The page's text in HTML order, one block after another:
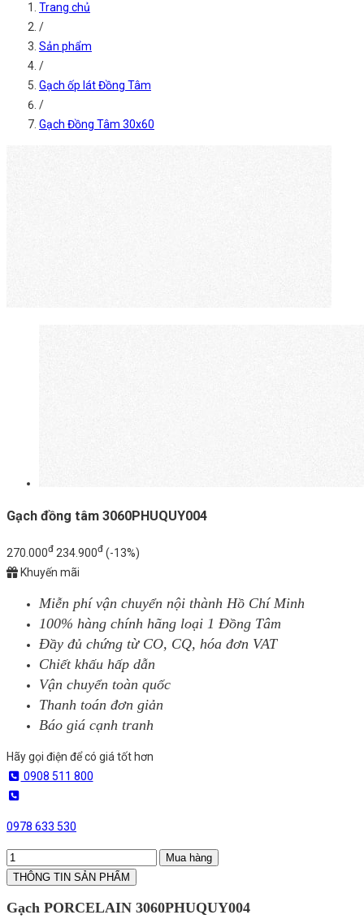
Trang chủ
/
Sản phẩm
/
Gạch ốp lát Đồng Tâm
/
Gạch Đồng Tâm 30x60
Gạch đồng tâm 3060PHUQUY004
270.000đ 234.900đ (-13%)
Khuyến mãi
Miễn phí vận chuyển nội thành Hồ Chí Minh
100% hàng chính hãng loại 1 Đồng Tâm
Đầy đủ chứng từ CO, CQ, hóa đơn VAT
Chiết khấu hấp dẫn
Vận chuyển toàn quốc
Thanh toán đơn giản
Báo giá cạnh tranh
Hãy gọi điện để có giá tốt hơn
0908 511 800
0978 633 530
Mua hàng
THÔNG TIN SẢN PHẨM
Gạch PORCELAIN 3060PHUQUY004